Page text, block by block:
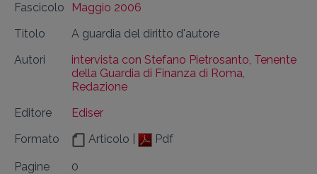
Fascicolo
Maggio 2006
Titolo
A guardia del diritto d'autore
Autori
intervista con Stefano Pietrosanto, Tenente
della Guardia di Finanza di Roma,
Redazione
Editore
Ediser
Formato
Articolo | Pdf
Pagine
0